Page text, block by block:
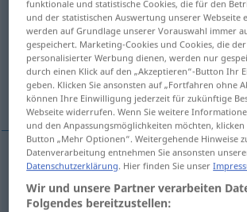
Kämpferm <-s ;Kämpfer>
Übersicht aller Übersetzungen
(Für mehr Details die Übersetzung anklicken/
bojovník
bojovníkm Kämpfer
funktionale und statistische Cookies, die für den
und der statistischen Auswertung unserer Webseite
werden auf Grundlage unserer Vorauswahl immer
gespeichert. Marketing-Cookies und Cookies, die
personalisierter Werbung dienen, werden nur
durch einen Klick auf den „Akzeptieren“-Button Ihr
geben. Klicken Sie ansonsten auf „Fortfahren ohne
können Ihre Einwilligung jederzeit für zukünftige
Webseite widerrufen. Wenn Sie weitere
und den Anpassungsmöglichkeiten möchten, klicken
Button „Mehr Optionen“. Weitergehende Hinweise
Datenverarbeitung entnehmen Sie ansonsten
Datenschutzerklärung. Hier finden Sie unser
Wir und unsere Partner verarbeiten
Folgendes bereitzustellen: